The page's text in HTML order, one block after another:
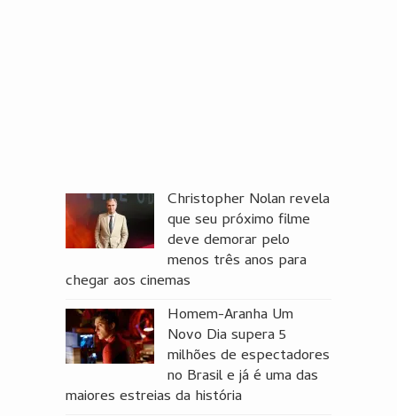
Christopher Nolan revela
que seu próximo filme
deve demorar pelo
menos três anos para
chegar aos cinemas
Homem-Aranha Um
Novo Dia supera 5
milhões de espectadores
no Brasil e já é uma das
maiores estreias da história